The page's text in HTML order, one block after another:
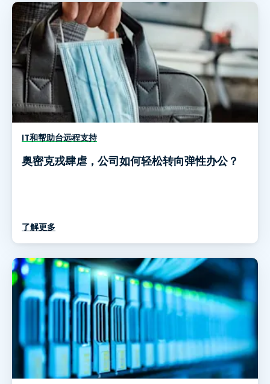
IT和帮助台远程支持
奥密克戎肆虐，公司如何轻松转向弹性办公？
了解更多